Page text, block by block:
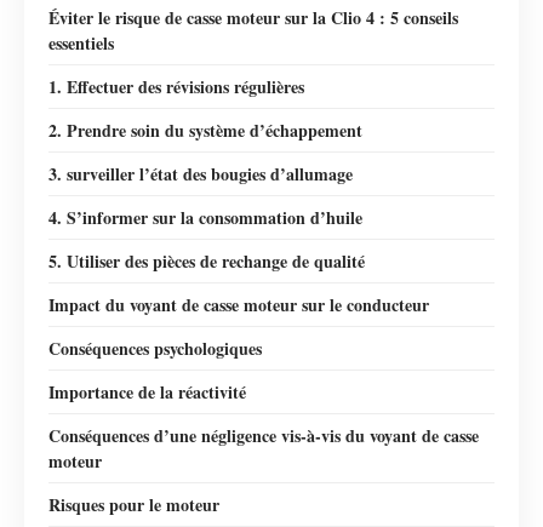
Éviter le risque de casse moteur sur la Clio 4 : 5 conseils
essentiels
1. Effectuer des révisions régulières
2. Prendre soin du système d’échappement
3. surveiller l’état des bougies d’allumage
4. S’informer sur la consommation d’huile
5. Utiliser des pièces de rechange de qualité
Impact du voyant de casse moteur sur le conducteur
Conséquences psychologiques
Importance de la réactivité
Conséquences d’une négligence vis-à-vis du voyant de casse
moteur
Risques pour le moteur